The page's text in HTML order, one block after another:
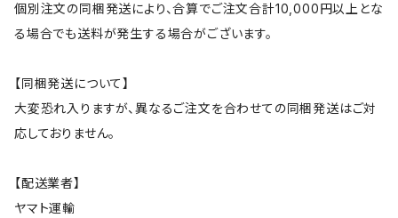
個別注文の同梱発送により、合算でご注文合計10,000円以上とな
る場合でも送料が発生する場合がございます。
【同梱発送について】
大変恐れ入りますが、異なるご注文を合わせての同梱発送はご対
応しておりません。
【配送業者】
ヤマト運輸